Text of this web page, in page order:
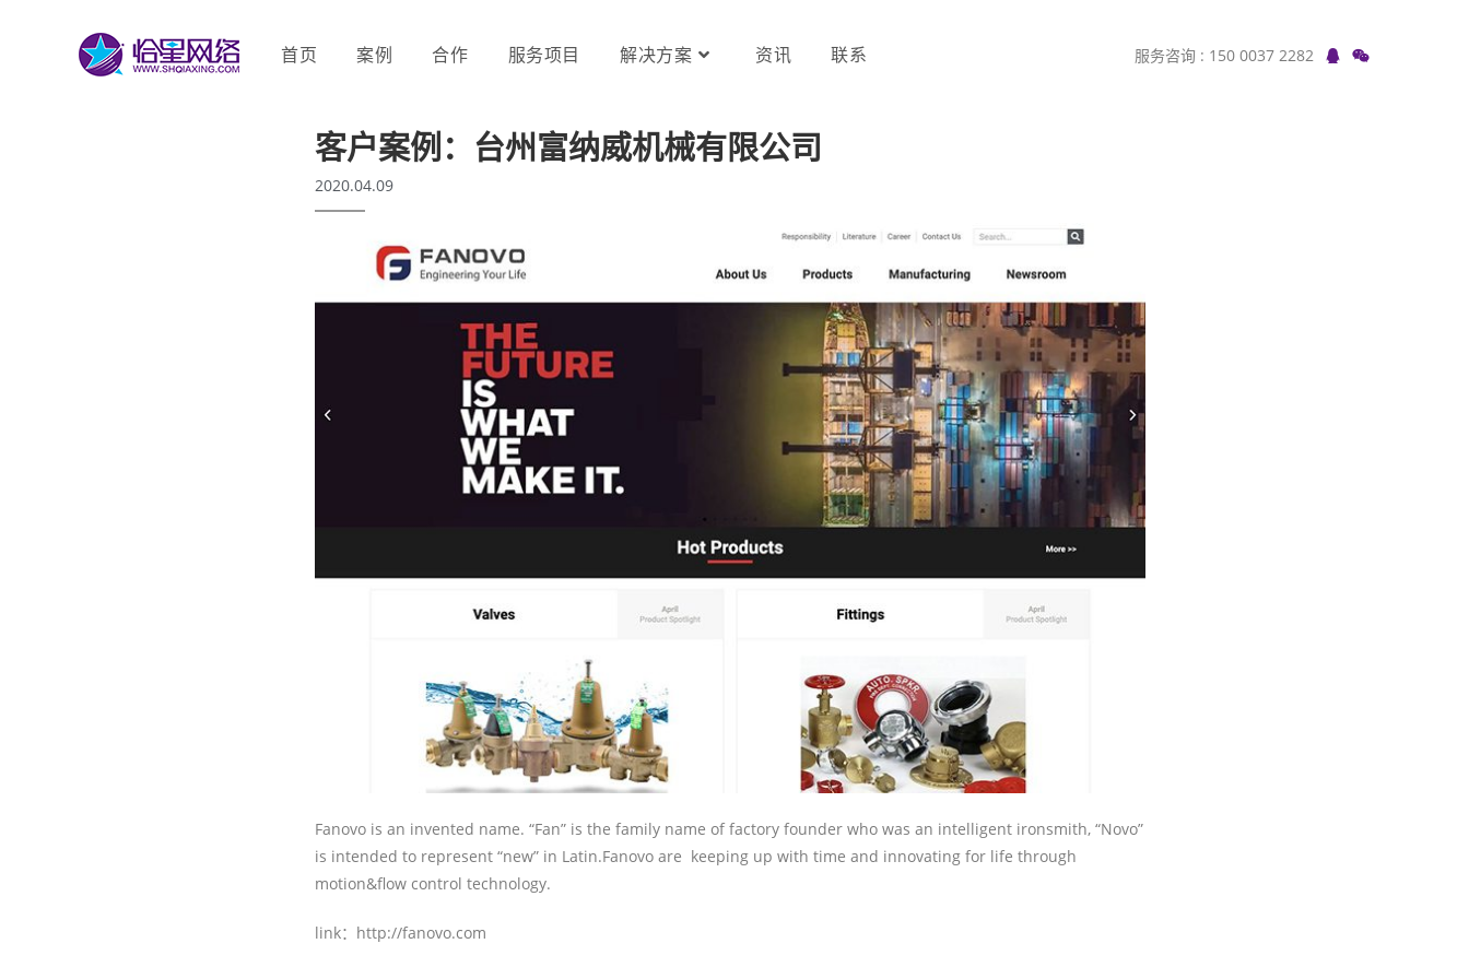
服务咨询 : 150 0037 2282
首页 案例 合作 服务项目 解决方案 资讯 联系
客户案例：台州富纳威机械有限公司
2020.04.09
Fanovo is an invented name. “Fan” is the family name of factory founder who was an intelligent ironsmith, “Novo”
is intended to represent “new” in Latin.Fanovo are keeping up with time and innovating for life through
motion&flow control technology.
link：http://fanovo.com